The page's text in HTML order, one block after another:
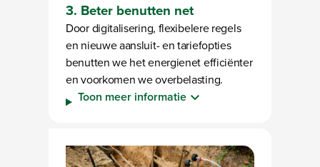
3. Beter benutten net
Door digitalisering, flexibelere regels
en nieuwe aansluit- en tariefopties
benutten we het energienet efficiënter
en voorkomen we overbelasting.
Toon meer informatie